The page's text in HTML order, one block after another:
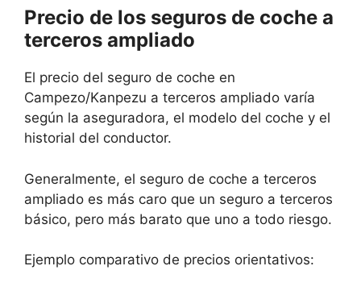
Precio de los seguros de coche a
terceros ampliado
El precio del seguro de coche en
Campezo/Kanpezu a terceros ampliado varía
según la aseguradora, el modelo del coche y el
historial del conductor.
Generalmente, el seguro de coche a terceros
ampliado es más caro que un seguro a terceros
básico, pero más barato que uno a todo riesgo.
Ejemplo comparativo de precios orientativos: